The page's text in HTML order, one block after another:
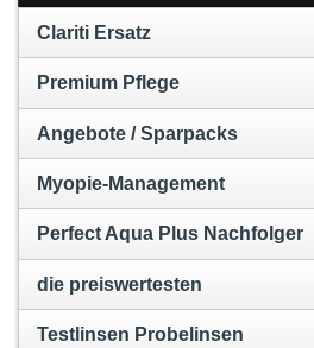
Clariti Ersatz
Premium Pflege
Angebote / Sparpacks
Myopie-Management
Perfect Aqua Plus Nachfolger
die preiswertesten
Testlinsen Probelinsen